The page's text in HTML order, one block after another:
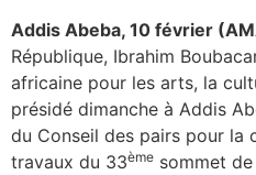
Addis Abeba, 10 février
République, Ibrahim
africaine pour les arts, la
présidé dimanche à Addis
du Conseil des pairs pour la
travaux du 33ème sommet